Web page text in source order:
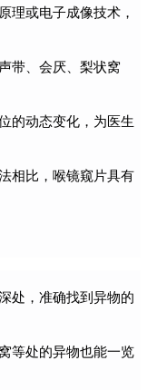
理或电子成像技术，
带、会厌、梨状窝
的动态变化，为医生
相比，喉镜窥片具有
处，准确找到异物的
等处的异物也能一览